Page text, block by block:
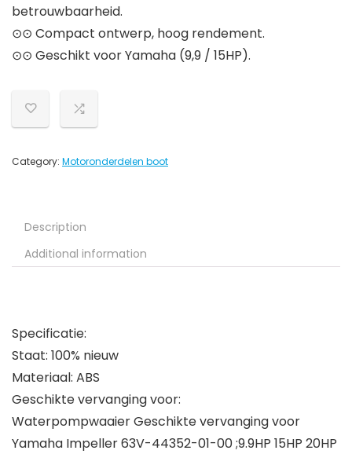
betrouwbaarheid.
⊙⊙ Compact ontwerp, hoog rendement.
⊙⊙ Geschikt voor Yamaha (9,9 / 15HP).
Category: Motoronderdelen boot
Description
Additional information
Specificatie:
Staat: 100% nieuw
Materiaal: ABS
Geschikte vervanging voor:
Waterpompwaaier Geschikte vervanging voor
Yamaha Impeller 63V-44352-01-00 ;9.9HP 15HP 20HP